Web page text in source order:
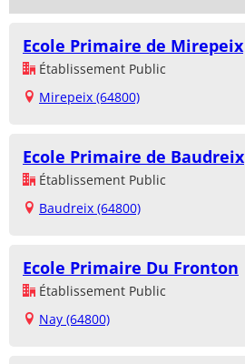
Ecole Primaire de Mirepeix
Établissement Public
Mirepeix (64800)
Ecole Primaire de Baudreix
Établissement Public
Baudreix (64800)
Ecole Primaire Du Fronton
Établissement Public
Nay (64800)